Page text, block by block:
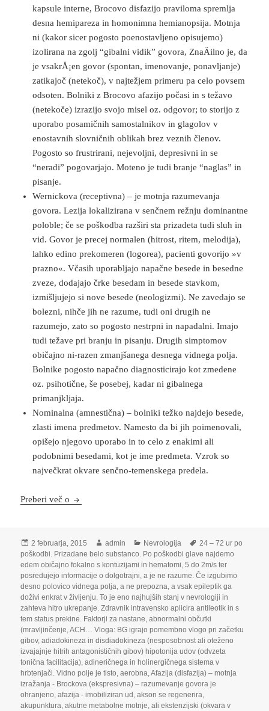
kapsule interne, Brocovo disfazijo praviloma spremlja
desna hemipareza in homonimna hemianopsija. Motnja
ni (kakor sicer pogosto poenostavljeno opisujemo)
izolirana na zgolj “gibalni vidik” govora, ZnaÄilno je, da
je vsakrÅ¡en govor (spontan, imenovanje, ponavljanje)
zatikajoč (netekoč), v najtežjem primeru pa celo povsem
odsoten. Bolniki z Brocovo afazijo počasi in s težavo
(netekoče) izrazijo svojo misel oz. odgovor; to storijo z
uporabo posamičnih samostalnikov in glagolov v
enostavnih slovničnih oblikah brez veznih členov.
Pogosto so frustrirani, nejevoljni, depresivni in se
“neradi” pogovarjajo. Moteno je tudi branje “naglas” in
pisanje.
Wernickova (receptivna) – je motnja razumevanja
govora. Lezija lokalizirana v senčnem režnju dominantne
poloble; če se poškodba razširi sta prizadeta tudi sluh in
vid. Govor je precej normalen (hitrost, ritem, melodija),
lahko edino prekomeren (logorea), pacienti govorijo »v
prazno«. Včasih uporabljajo napačne besede in besedne
zveze, dodajajo črke besedam in besede stavkom,
izmišljujejo si nove besede (neologizmi). Ne zavedajo se
bolezni, nihče jih ne razume, tudi oni drugih ne
razumejo, zato so pogosto nestrpni in napadalni. Imajo
tudi težave pri branju in pisanju. Drugih simptomov
običajno ni-razen zmanjšanega desnega vidnega polja.
Bolnike pogosto napačno diagnosticirajo kot zmedene
oz. psihotične, še posebej, kadar ni gibalnega
primanjkljaja.
Nominalna (amnestična) – bolniki težko najdejo besede,
zlasti imena predmetov. Namesto da bi jih poimenovali,
opišejo njegovo uporabo in to celo z enakimi ali
podobnimi besedami, kot je ime predmeta. Vzrok so
največkrat okvare senčno-temenskega predela.
Preberi več o Nevrologija
Objavljeno
dne
2 februarja, 2015 Avtor
admin Kategorije
Nevrologija Oznake
24 – 72 ur po
poškodbi. Prizadane belo substanco. Po poškodbi glave najdemo
edem običajno fokalno s kontuzijami in hematomi,5 do 2m/s ter
posredujejo informacije o dolgotrajni,a je ne razume. Če izgubimo
desno polovico vidnega polja,a ne prepozna,a vsak epileptik ga
doživi enkrat v življenju. To je eno najhujših stanj v nevrologiji in
zahteva hitro ukrepanje. Zdravnik intravensko aplicira antileotik in s
tem status prekine. Faktorji za nastane,abnormalni občutki
(mravljinčenje,ACH… Vloga: BG igrajo pomembno vlogo pri začetku
gibov,adiadokineza in disdiadokineza (nesposobnost ali oteženo
izvajajnje hitrih antagonističnih gibov) hipotonija udov (odvzeta
tonična facilitacija),adineričnega in holinergičnega sistema v
hrbtenjači. Vidno polje je tisto,aerobna,Afazija (disfazija) – motnja
izražanja - Brockova (ekspresivna) – razumevanje govora je
ohranjeno,afazija - imobiliziran ud ,akson se regenerira,
akupunktura,akutne metabolne motnje,ali ekstenzijski (okvara v